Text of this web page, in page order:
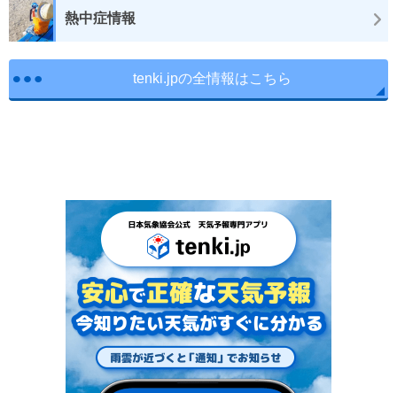
熱中症情報
tenki.jpの全情報はこちら